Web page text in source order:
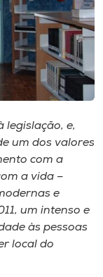
legislação, e,
um dos valores
com a
a vida –
e
um intenso e
às pessoas
local do